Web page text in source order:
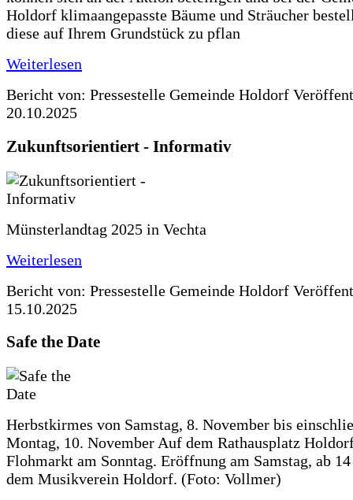
Holdorf klimaangepasste Bäume und Sträucher
diese auf Ihrem Grundstück zu pflan
Weiterlesen
Bericht von: Pressestelle Gemeinde Holdorf
20.10.2025
Zukunftsorientiert - Informativ
Münsterlandtag 2025 in Vechta
Weiterlesen
Bericht von: Pressestelle Gemeinde Holdorf
15.10.2025
Safe the Date
Herbstkirmes von Samstag, 8. November bis
Montag, 10. November Auf dem Rathausplatz
Flohmarkt am Sonntag. Eröffnung am Samstag, ab
dem Musikverein Holdorf. (Foto: Vollmer)